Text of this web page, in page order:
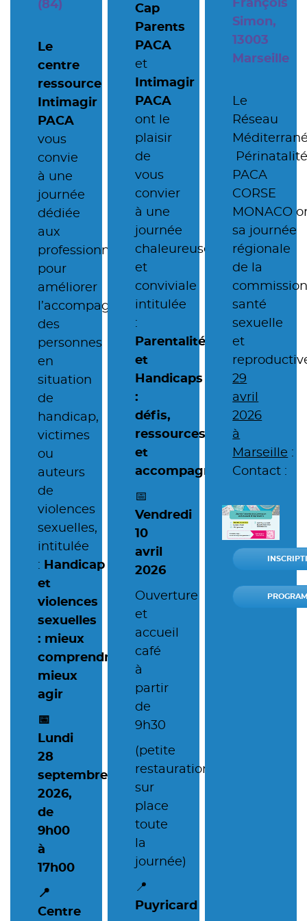
(84)
Le
centre
ressource
Intimagir
PACA
vous
convie
à une
journée
dédiée
aux
professionnels
pour
améliorer
l’accompagnement
des
personnes
en
situation
de
handicap,
victimes
ou
auteurs
de
violences
sexuelles,
intitulée
: Handicap
et
violences
sexuelles
: mieux
comprendre,
mieux
agir
📅
Lundi
28
septembre
2026,
de
9h00
à
17h00
📍
Centre
Cap
Parents
PACA
et
Intimagir
PACA
ont le
plaisir
de
vous
convier
à une
journée
chaleureuse
et
conviviale
intitulée
:
Parentalités
et
Handicaps
:
défis,
ressources
et
accompagnements
📅
Vendredi
10
avril
2026
Ouverture
et
accueil
café
à
partir
de
9h30
(petite
restauration
sur
place
toute
la
journée)
📍
Puyricard
François
Simon,
13003
Marseille
Le
Réseau
PACA
CORSE
MONACO
sa journée
régionale
de la
santé
sexuelle
et
29
avril
2026
à
Marseille :
Contact :